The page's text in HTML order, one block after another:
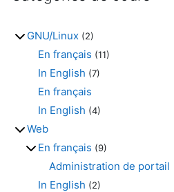
GNU/Linux (2)
En français (11)
In English (7)
En français
In English (4)
Web
En français (9)
Administration de portail
In English (2)